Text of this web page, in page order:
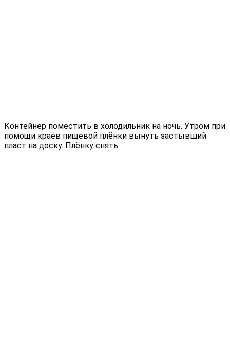
Контейнер поместить в холодильник на ночь. Утром при
помощи краёв пищевой плёнки вынуть застывший
пласт на доску. Плёнку снять.